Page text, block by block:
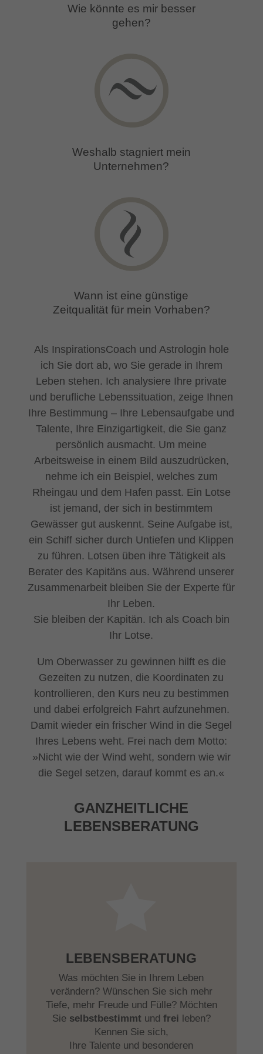
Wie könnte es mir besser
gehen?
Weshalb stagniert mein
Unternehmen?
Wann ist eine günstige
Zeitqualität für mein Vorhaben?
Als InspirationsCoach und Astrologin hole
ich Sie dort ab, wo Sie gerade in Ihrem
Leben stehen. Ich analysiere Ihre private
und berufliche Lebenssituation, zeige Ihnen
Ihre Bestimmung – Ihre Lebensaufgabe und
Talente, Ihre Einzigartigkeit, die Sie ganz
persönlich ausmacht. Um meine
Arbeitsweise in einem Bild auszudrücken,
nehme ich ein Beispiel, welches zum
Rheingau und dem Hafen passt. Ein Lotse
ist jemand, der sich in bestimmtem
Gewässer gut auskennt. Seine Aufgabe ist,
ein Schiff sicher durch Untiefen und Klippen
zu führen. Lotsen üben ihre Tätigkeit als
Berater des Kapitäns aus. Während unserer
Zusammenarbeit bleiben Sie der Experte für
Ihr Leben.
Sie bleiben der Kapitän. Ich als Coach bin
Ihr Lotse.
Um Oberwasser zu gewinnen hilft es die
Gezeiten zu nutzen, die Koordinaten zu
kontrollieren, den Kurs neu zu bestimmen
und dabei erfolgreich Fahrt aufzunehmen.
Damit wieder ein frischer Wind in die Segel
Ihres Lebens weht. Frei nach dem Motto:
»Nicht wie der Wind weht, sondern wie wir
die Segel setzen, darauf kommt es an.«
GANZHEITLICHE
LEBENSBERATUNG
LEBENSBERATUNG
Was möchten Sie in Ihrem Leben
verändern? Wünschen Sie sich mehr
Tiefe, mehr Freude und Fülle? Möchten
Sie selbstbestimmt und frei leben?
Kennen Sie sich,
Ihre Talente und besonderen